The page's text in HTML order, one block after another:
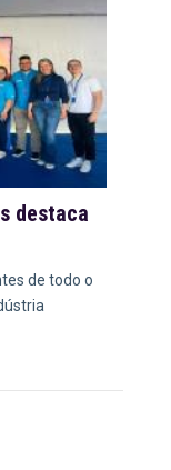
destaca
de todo o